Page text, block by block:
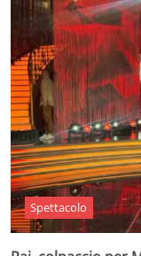
Spettacolo